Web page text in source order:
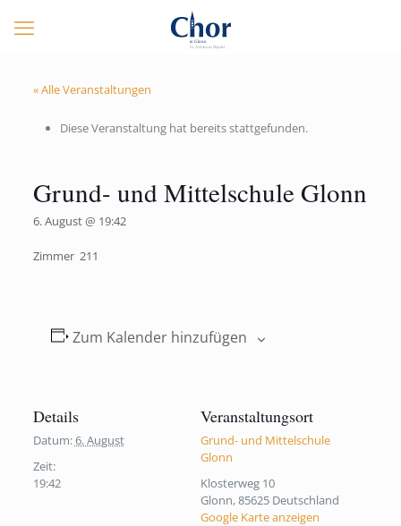
« Alle Veranstaltungen
Diese Veranstaltung hat bereits stattgefunden.
Grund- und Mittelschule Glonn
6. August @ 19:42
Zimmer 211
Zum Kalender hinzufügen
Details
Datum:6. August
Zeit:
19:42
Veranstaltungsort
Grund- und Mittelschule
Glonn
Klosterweg 10
Glonn,85625 Deutschland
Google Karte anzeigen